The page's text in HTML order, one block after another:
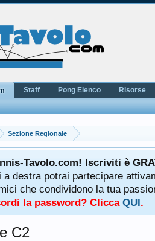
Sezione Regionale
Tavolo.com! Iscriviti è
destra potrai partecipare
che condividono la tua
la password? Clicca QUI.
C2
Staff Pong Elenco Risorse